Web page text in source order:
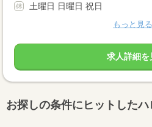
土曜日 日曜日 祝日
もっと見る
求人詳細を
お探しの条件にヒットした